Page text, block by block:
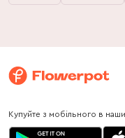
Купуйте з мобільного в